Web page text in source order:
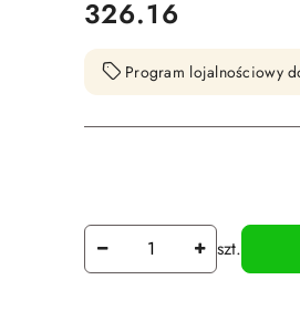
cena:
326.16
Program lojalnościowy
Ilość szt.